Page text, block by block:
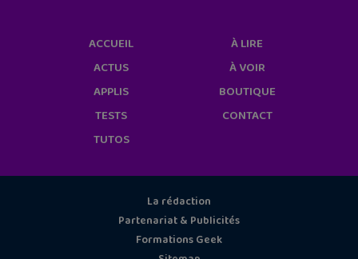
ACCUEIL
ACTUS
APPLIS
TESTS
TUTOS
À LIRE
À VOIR
BOUTIQUE
CONTACT
La rédaction
Partenariat & Publicités
Formations Geek